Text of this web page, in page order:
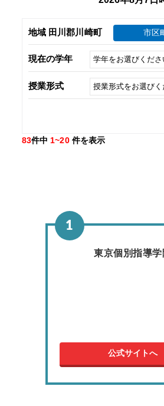
地域 田川郡川崎町 市区
現在の学年
授業形式
83件中 1~20 件を表示
東京個別指導学
公式サイトへ